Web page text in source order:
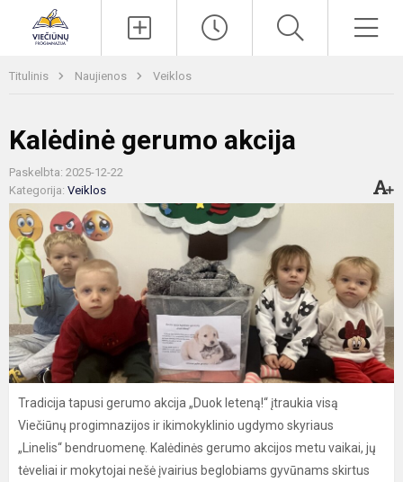
Titulinis Naujienos Veiklos
Kalėdinė gerumo akcija
Paskelbta: 2025-12-22
Kategorija: Veiklos
Tradicija tapusi gerumo akcija „Duok leteną!“ įtraukia visą
Viečiūnų progimnazijos ir ikimokyklinio ugdymo skyriaus
„Linelis“ bendruomenę. Kalėdinės gerumo akcijos metu vaikai, jų
tėveliai ir mokytojai nešė įvairius beglobiams gyvūnams skirtus